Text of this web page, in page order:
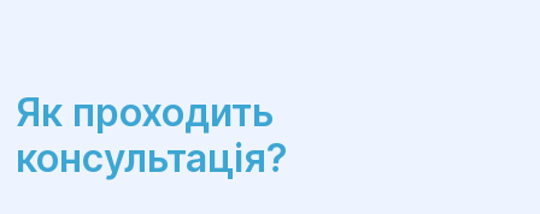
Як проходить
консультація?